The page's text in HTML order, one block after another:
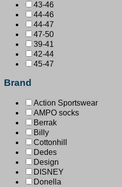
43-46
44-46
44-47
47-50
39-41
42-44
45-47
Brand
Action Sportswear
AMPO socks
Berrak
Billy
Cottonhill
Dedes
Design
DISNEY
Donella